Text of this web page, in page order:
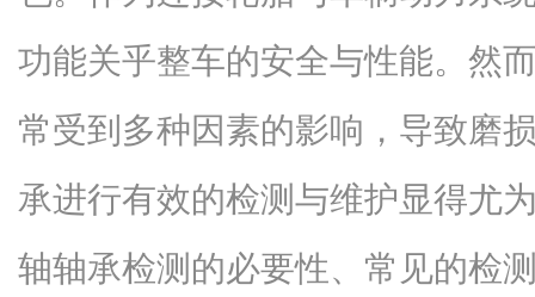
功能关乎整车的安全与性能。然
常受到多种因素的影响，导致磨
承进行有效的检测与维护显得尤
轴轴承检测的必要性、常见的检